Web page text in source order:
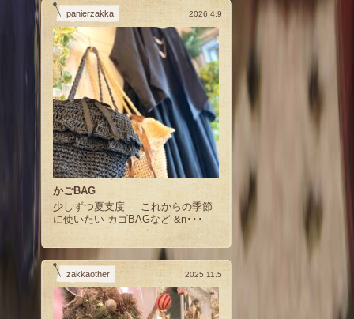
panierzakka 2026.4.9
かごBAG
少しずつ夏支度 これからの季節
に使いたい カゴBAGなど &n･･･
zakkaother 2025.11.5